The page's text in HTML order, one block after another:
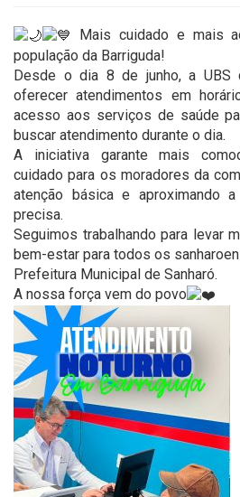
Mais cuidado e mais
população da Barriguda!
Desde o dia 8 de junho, a UBS
oferecer atendimentos em
acesso aos serviços de saúde
buscar atendimento durante o dia.
A iniciativa garante mais
cuidado para os moradores da
atenção básica e aproximando
precisa.
Seguimos trabalhando para levar
bem-estar para todos os
Prefeitura Municipal de Sanharó.
A nossa força vem do povo